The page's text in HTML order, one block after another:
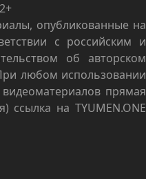
опубликованные на
с российским и
об авторском
любом использовании
прямая
ссылка на TYUMEN.ONE